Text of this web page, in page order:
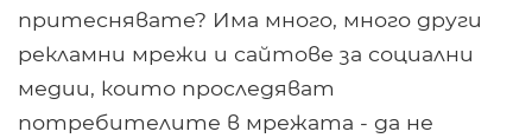
притеснявате? Има много, много други
рекламни мрежи и сайтове за социални
медии, които проследяват
потребителите в мрежата - да не